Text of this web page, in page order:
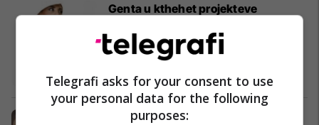
Genta u kthehet projekteve
Owen: Mund të ndikoj për titullin
Telegrafi asks for your consent to use
your personal data for the following
purposes: